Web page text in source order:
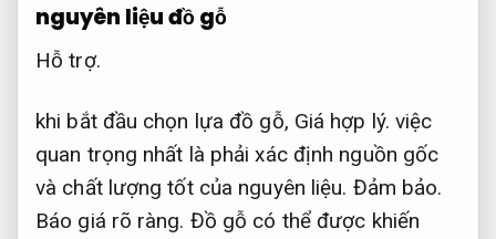
nguyên liệu đồ gỗ
Hỗ trợ.
khi bắt đầu chọn lựa đồ gỗ, Giá hợp lý. việc
quan trọng nhất là phải xác định nguồn gốc
và chất lượng tốt của nguyên liệu. Đảm bảo.
Báo giá rõ ràng. Đồ gỗ có thể được khiến